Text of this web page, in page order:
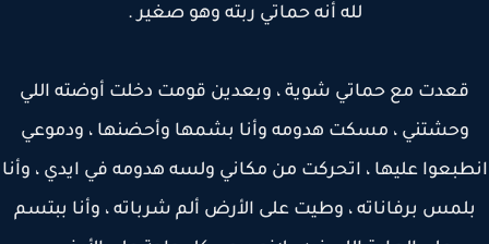
لله أنه حماتي ربته وهو صغير .
قعدت مع حماتي شوية ، وبعدين قومت دخلت أوضته اللي
وحشتني ، مسكت هدومه وأنا بشمها وأحضنها ، ودموعي
عليها ، اتحركت من مكاني ولسه هدومه في ايدي ، وأنا
برفاناته ، وطيت على الأرض ألم شرباته ، وأنا ببتسم